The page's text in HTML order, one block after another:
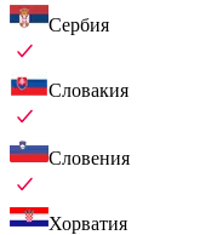
Сербия
Словакия
Словения
Хорватия